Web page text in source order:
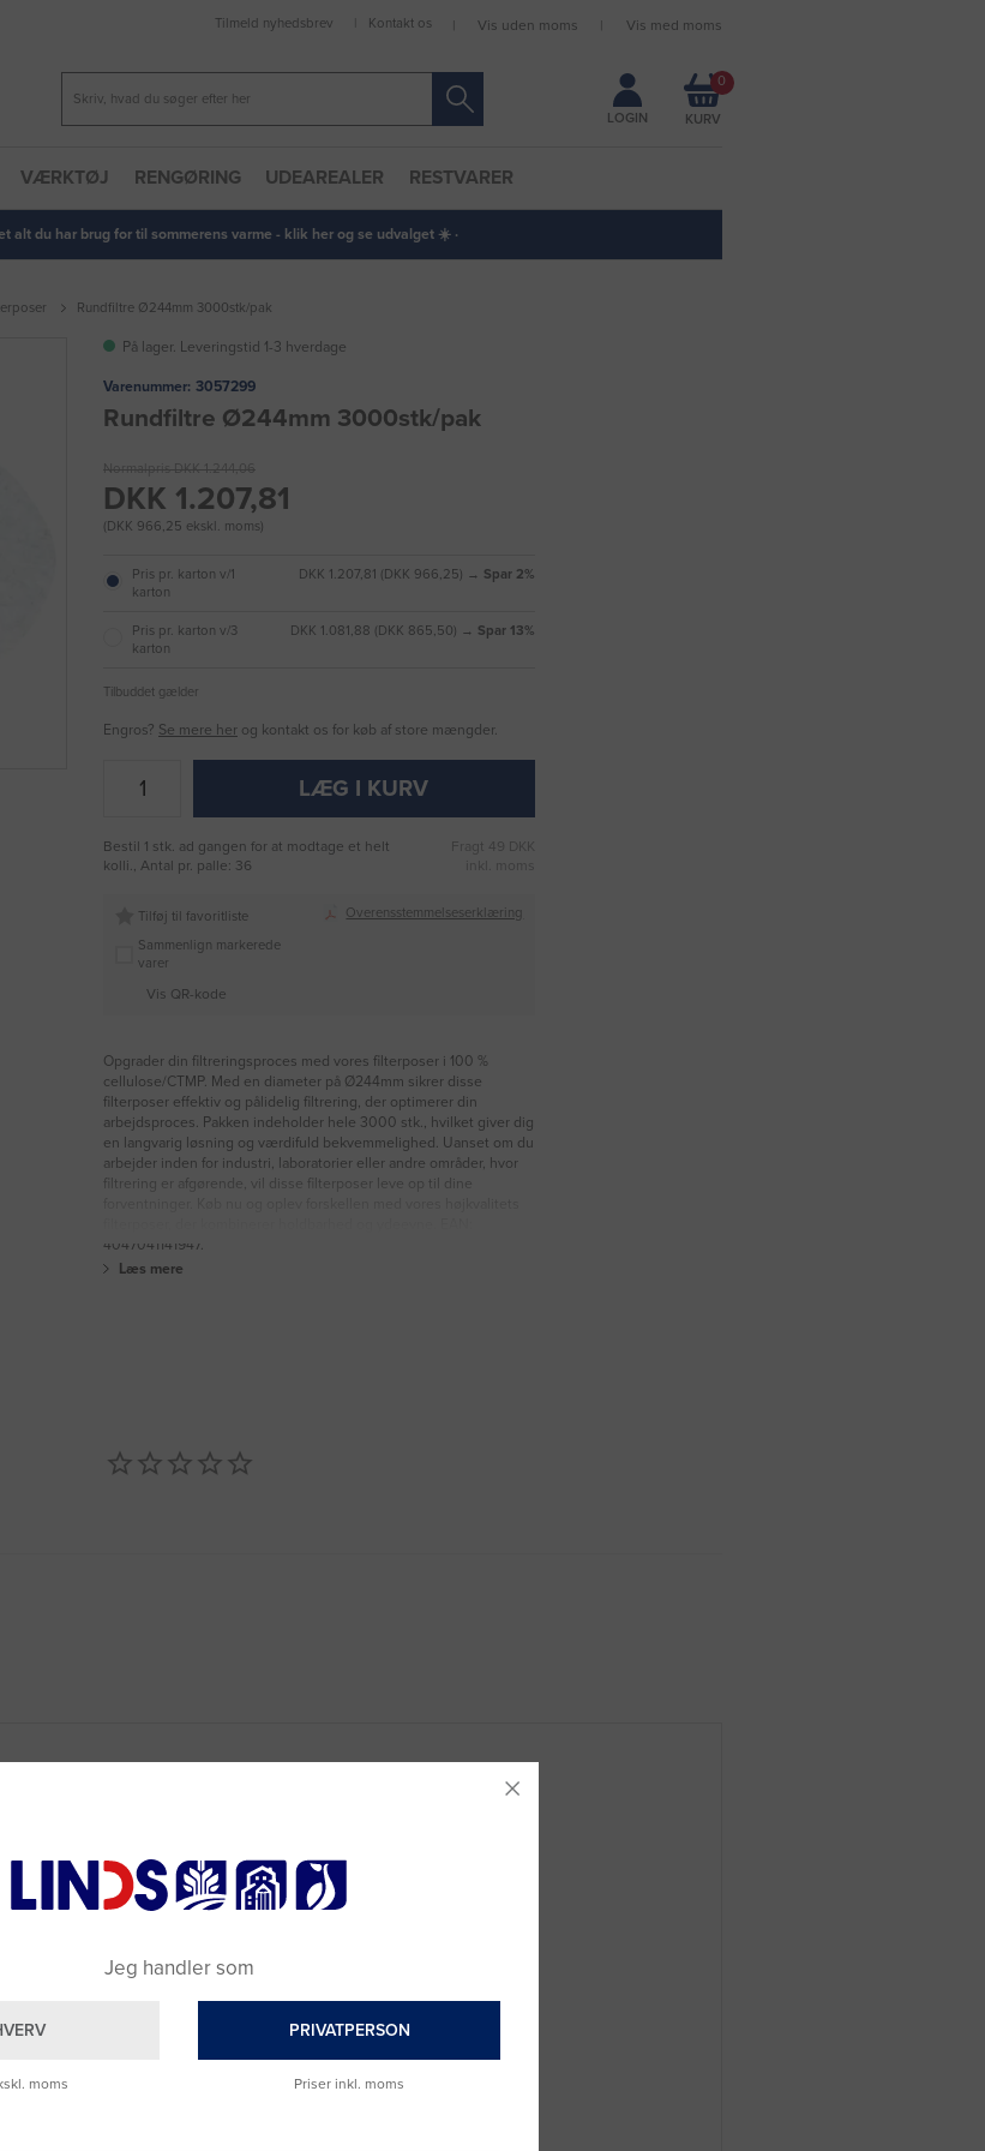
Forbliv logget ind
Tilmeld nyhedsbrev Kontakt os Vis uden moms Vis med moms
LOGIN
0
VÆRKTØJ RENGØRING UDEAREALER RESTVARER
alt du har brug for til sommerens varme - klik her og se udvalget ☀️ ·
Rundfiltre Ø244mm 3000stk/pak
På lager. Leveringstid 1-3 hverdage
Varenummer: 3057299
Rundfiltre Ø244mm 3000stk/pak
Normalpris DKK 1.244,06
DKK 1.207,81
(DKK 966,25 ekskl. moms)
Pris pr. karton v/1
karton
DKK 1.207,81 (DKK 966,25) → Spar 2%
Pris pr. karton v/3
karton
DKK 1.081,88 (DKK 865,50) → Spar 13%
Tilbuddet gælder
Engros? Se mere her og kontakt os for køb af store mængder.
LÆG I KURV
Bestil 1 stk. ad gangen for at modtage et helt
kolli., Antal pr. palle: 36
Fragt 49 DKK
inkl. moms
Tilføj til favoritliste
Sammenlign markerede
varer
Vis QR-kode
Overensstemmelseserklæring
Opgrader din filtreringsproces med vores filterposer i 100 %
cellulose/CTMP. Med en diameter på Ø244mm sikrer disse
filterposer effektiv og pålidelig filtrering, der optimerer din
arbejdsproces. Pakken indeholder hele 3000 stk., hvilket giver dig
en langvarig løsning og værdifuld bekvemmelighed. Uanset om du
arbejder inden for industri, laboratorier eller andre områder, hvor
filtrering er afgørende, vil disse filterposer leve op til dine
4047041141947.
Læs mere
Jeg handler som
moms
PRIVATPERSON
Priser inkl. moms